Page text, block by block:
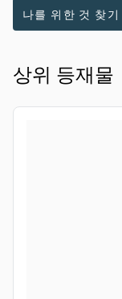
나를 위한 것 찾기
상위 등재물